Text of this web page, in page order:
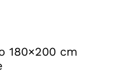
180×200 cm